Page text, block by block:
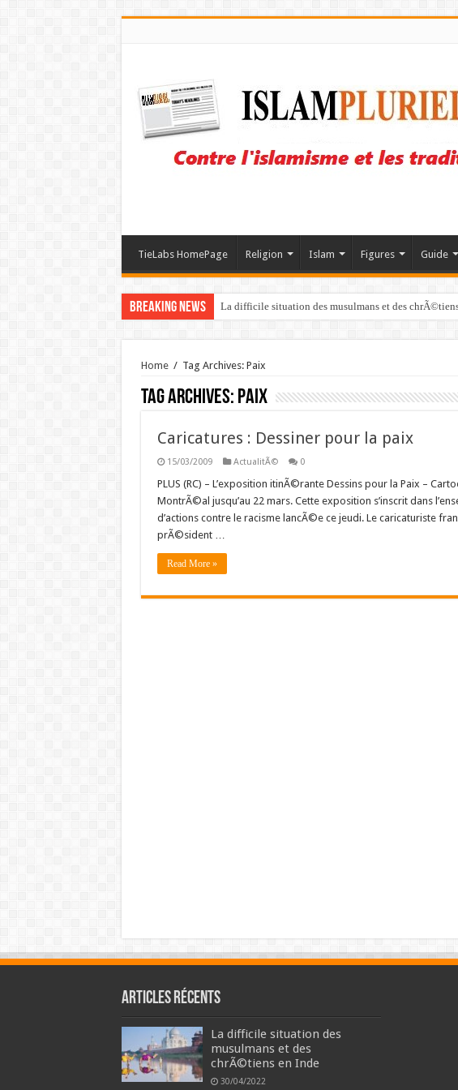
TieLabs HomePage Religion Islam Figures Guide
Breaking News La difficile situation des musulmans et des
Home / Tag Archives: Paix
Tag Archives: Paix
Caricatures : Dessiner pour la paix
15/03/2009 ActualitÃ© 0
PLUS (RC) – L’exposition itinÃ©rante Dessins pour la Paix –
MontrÃ©al jusqu’au 22 mars. Cette exposition s’inscrit dans
d’actions contre le racisme lancÃ©e ce jeudi. Le caricaturiste
prÃ©sident …
Read More »
Articles récents
La difficile situation des
musulmans et des
chrÃ©tiens en Inde
30/04/2022